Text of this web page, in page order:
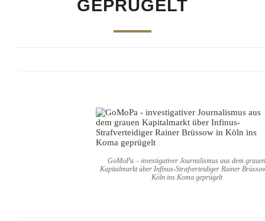
GEPRÜGELT
GoMoPa – investigativer Journalismus aus dem
Kapitalmarkt über Infinus-Strafverteidiger Rainer
Köln ins Koma geprügelt